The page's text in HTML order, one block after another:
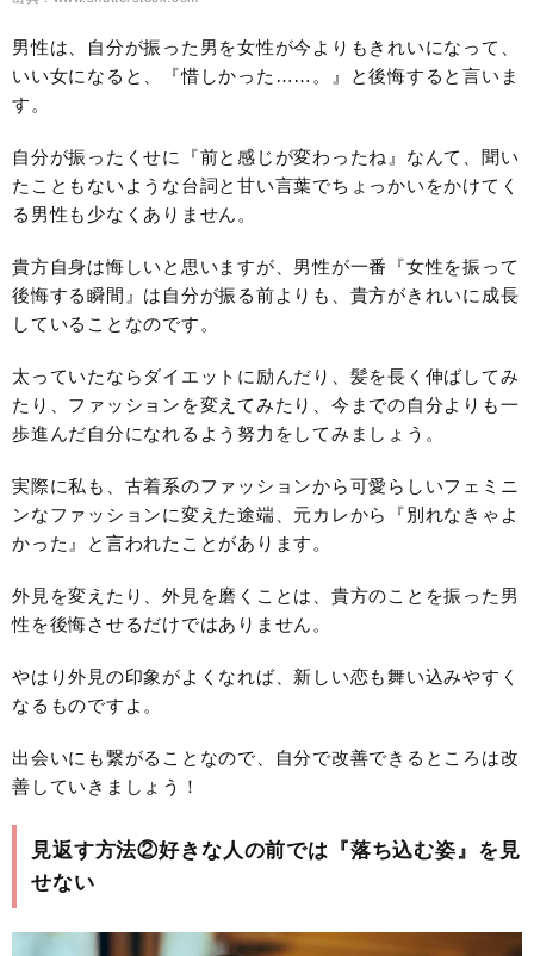
男性は、自分が振った男を女性が今よりもきれいになって、
いい女になると、『惜しかった……。』と後悔すると言いま
す。
自分が振ったくせに『前と感じが変わったね』なんて、聞い
たこともないような台詞と甘い言葉でちょっかいをかけてく
る男性も少なくありません。
貴方自身は悔しいと思いますが、男性が一番『女性を振って
後悔する瞬間』は自分が振る前よりも、貴方がきれいに成長
していることなのです。
太っていたならダイエットに励んだり、髪を長く伸ばしてみ
たり、ファッションを変えてみたり、今までの自分よりも一
歩進んだ自分になれるよう努力をしてみましょう。
実際に私も、古着系のファッションから可愛らしいフェミニ
ンなファッションに変えた途端、元カレから『別れなきゃよ
かった』と言われたことがあります。
外見を変えたり、外見を磨くことは、貴方のことを振った男
性を後悔させるだけではありません。
やはり外見の印象がよくなれば、新しい恋も舞い込みやすく
なるものですよ。
出会いにも繋がることなので、自分で改善できるところは改
善していきましょう！
見返す方法②好きな人の前では『落ち込む姿』を見
せない